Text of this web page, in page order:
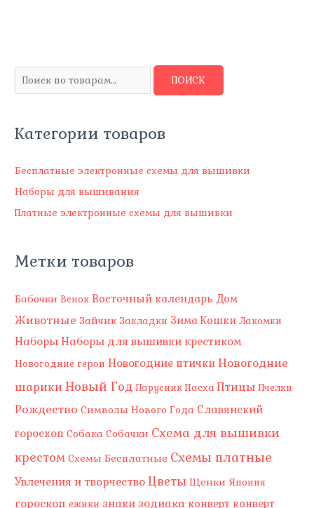
с
а
ь
:
ПОИСК
Категории товаров
Бесплатные электронные схемы для вышивки
Наборы для вышивания
Платные электронные схемы для вышивки
Метки товаров
Бабочки Венок Восточный календарь Дом
Животные Зайчик Закладки Зима Кошки Лакомки
Наборы Наборы для вышивки крестиком
Новогодние герои Новогодние птички Новогодние
шарики Новый Год Парусник Пасха Птицы Пчелки
Рождество Символы Нового Года Славянский
гороскоп Собака Собачки Схема для вышивки
крестом Схемы Бесплатные Схемы платные
Увлечения и творчество Цветы Щенки Япония
гороскоп ежики знаки зодиака конверт конверт